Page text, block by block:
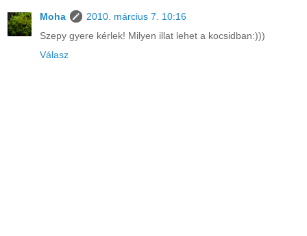
Moha
2010. március 7. 10:16
Szepy gyere kérlek! Milyen illat lehet a kocsidban:)))
Válasz